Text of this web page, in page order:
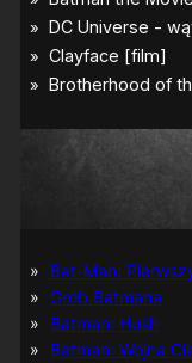
Bat-Man:
Grób Batmana
Batman: Hush
Batman: Wojna